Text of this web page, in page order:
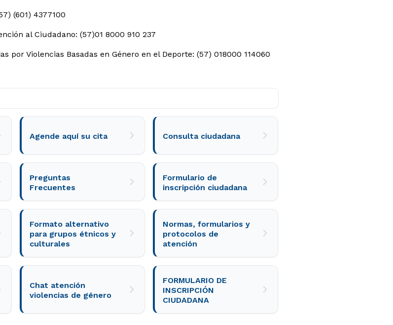
(601) 4377100
al Ciudadano: (57)01 8000 910 237
por Violencias Basadas en Género en el Deporte: (57) 018000 114060
Agende aquí su cita Consulta ciudadana
Preguntas
Frecuentes
Formulario de
inscripción ciudadana
Formato alternativo
para grupos étnicos y
culturales
Normas, formularios y
protocolos de
atención
Chat atención
violencias de género
FORMULARIO DE
INSCRIPCIÓN
CIUDADANA